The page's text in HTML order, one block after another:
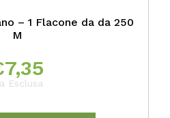
– 1 Flacone da da 250
M
7,35
Esclusa